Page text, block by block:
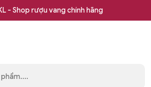
- Shop rượu vang chính hãng